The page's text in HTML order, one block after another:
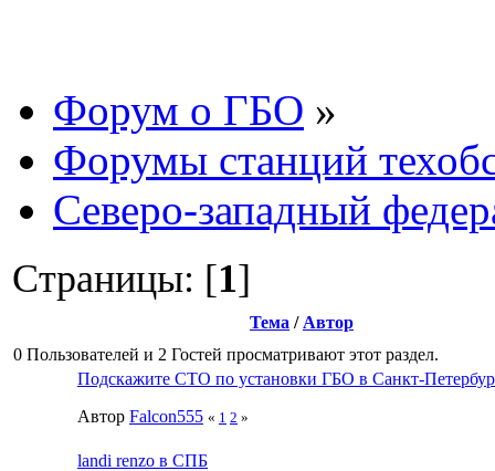
Форум о ГБО »
Форумы станций
Северо-западный
Страницы: [1]
Тема / Автор
0 Пользователей и 2 Гостей просматривают этот раздел.
Подскажите СТО по установки ГБО в Санкт-
Автор Falcon555 « 1 2 »
landi renzo в СПБ